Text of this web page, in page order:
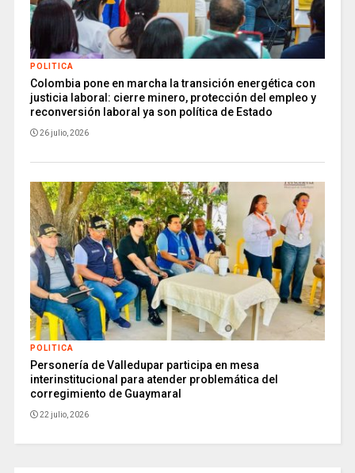
POLITICA
Colombia pone en marcha la transición energética con
justicia laboral: cierre minero, protección del empleo y
reconversión laboral ya son política de Estado
26 julio, 2026
POLITICA
Personería de Valledupar participa en mesa
interinstitucional para atender problemática del
corregimiento de Guaymaral
22 julio, 2026